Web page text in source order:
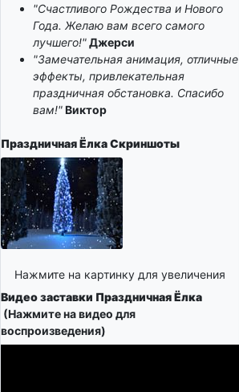
"Счастливого Рождества и Нового
Года. Желаю вам всего самого
лучшего!"Джерси
"Замечательная анимация, отличные
эффекты, привлекательная
праздничная обстановка. Спасибо
вам!"Виктор
Праздничная ЁлкаСкриншоты
Нажмите на картинку для увеличения
Видео заставки Праздничная Ёлка
(Нажмите на видео для
воспроизведения)